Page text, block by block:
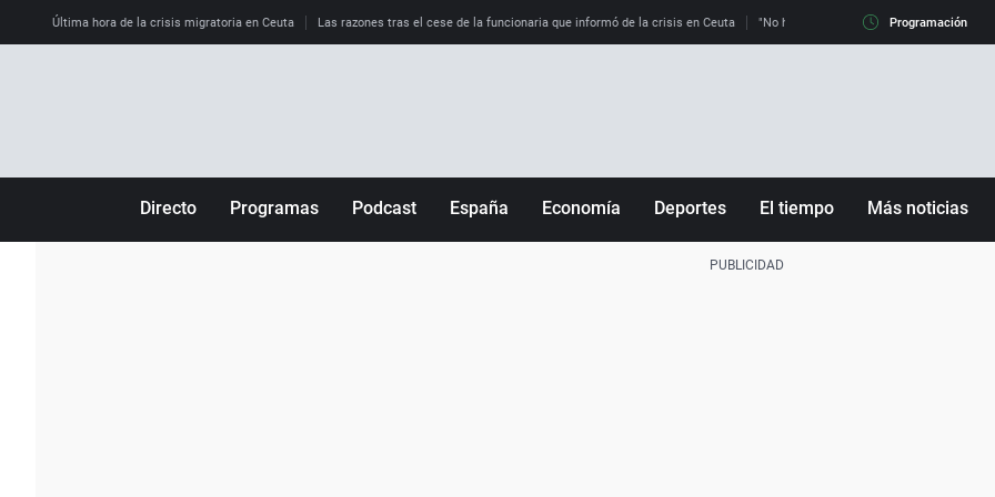
Última hora de la crisis migratoria en Ceuta Las razones tras el cese de la funcionaria que informó de la crisis en Ceuta "No hay mafias, que no nos engañen":
Programación
Directo Programas Podcast España Economía Deportes El tiempo Más noticias